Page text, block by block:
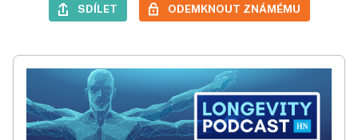
SDÍLET ODEMKNOUT ZNÁMÉMU